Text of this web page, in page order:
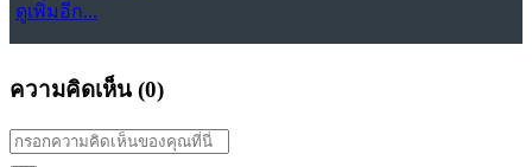
ดูเพิ่มอีก...
ความคิดเห็น (0)